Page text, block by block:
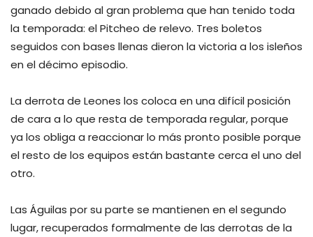
ganado debido al gran problema que han tenido toda
la temporada: el Pitcheo de relevo. Tres boletos
seguidos con bases llenas dieron la victoria a los isleños
en el décimo episodio.
La derrota de Leones los coloca en una difícil posición
de cara a lo que resta de temporada regular, porque
ya los obliga a reaccionar lo más pronto posible porque
el resto de los equipos están bastante cerca el uno del
otro.
Las Águilas por su parte se mantienen en el segundo
lugar, recuperados formalmente de las derrotas de la